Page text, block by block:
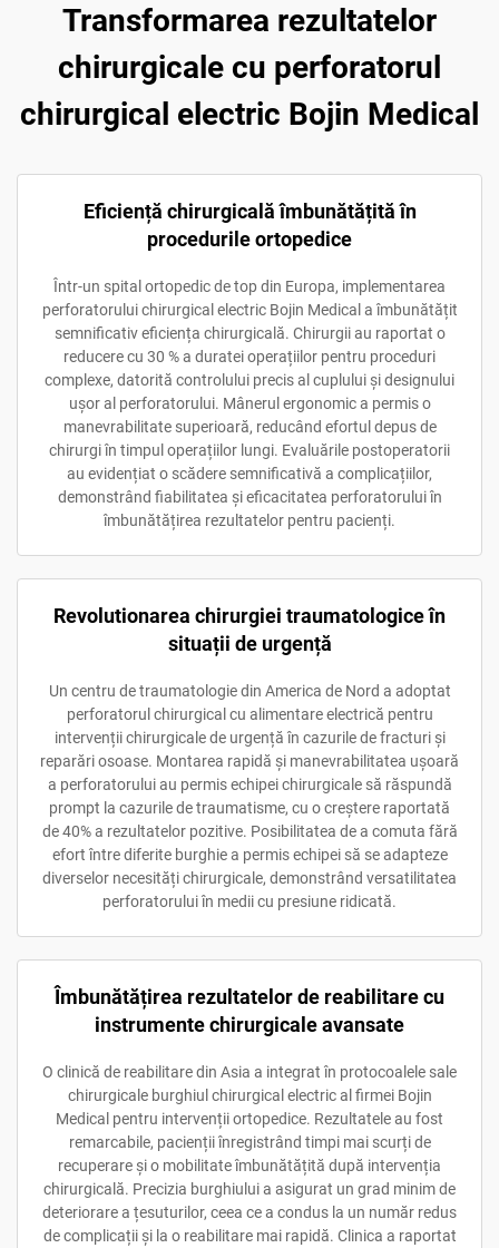
Transformarea rezultatelor
chirurgicale cu perforatorul
chirurgical electric Bojin Medical
Eficiență chirurgicală îmbunătățită în
procedurile ortopedice
Într-un spital ortopedic de top din Europa, implementarea
perforatorului chirurgical electric Bojin Medical a îmbunătățit
semnificativ eficiența chirurgicală. Chirurgii au raportat o
reducere cu 30 % a duratei operațiilor pentru proceduri
complexe, datorită controlului precis al cuplului și designului
ușor al perforatorului. Mânerul ergonomic a permis o
manevrabilitate superioară, reducând efortul depus de
chirurgi în timpul operațiilor lungi. Evaluările postoperatorii
au evidențiat o scădere semnificativă a complicațiilor,
demonstrând fiabilitatea și eficacitatea perforatorului în
îmbunătățirea rezultatelor pentru pacienți.
Revolutionarea chirurgiei traumatologice în
situații de urgență
Un centru de traumatologie din America de Nord a adoptat
perforatorul chirurgical cu alimentare electrică pentru
intervenții chirurgicale de urgență în cazurile de fracturi și
reparări osoase. Montarea rapidă și manevrabilitatea ușoară
a perforatorului au permis echipei chirurgicale să răspundă
prompt la cazurile de traumatisme, cu o creștere raportată
de 40% a rezultatelor pozitive. Posibilitatea de a comuta fără
efort între diferite burghie a permis echipei să se adapteze
diverselor necesități chirurgicale, demonstrând versatilitatea
perforatorului în medii cu presiune ridicată.
Îmbunătățirea rezultatelor de reabilitare cu
instrumente chirurgicale avansate
O clinică de reabilitare din Asia a integrat în protocoalele sale
chirurgicale burghiul chirurgical electric al firmei Bojin
Medical pentru intervenții ortopedice. Rezultatele au fost
remarcabile, pacienții înregistrând timpi mai scurți de
recuperare și o mobilitate îmbunătățită după intervenția
chirurgicală. Precizia burghiului a asigurat un grad minim de
deteriorare a țesuturilor, ceea ce a condus la un număr redus
de complicații și la o reabilitare mai rapidă. Clinica a raportat